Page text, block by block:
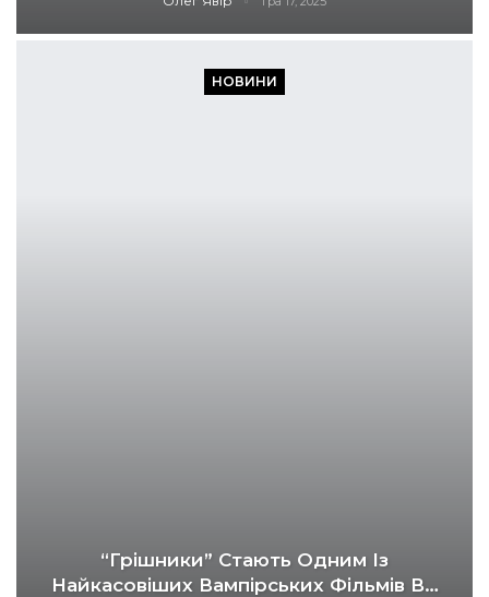
НОВИНИ
“Грішники” Стають Одним Із
Найкасовіших Вампірських Фільмів В…